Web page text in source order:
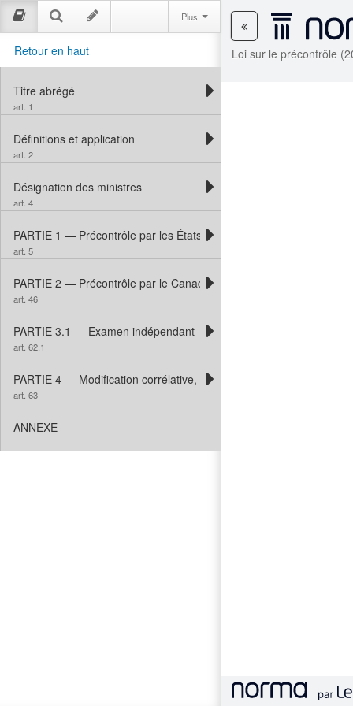
Loi sur le précontrôle
Plus
Retour en haut
Titre abrégé
art. 1
Définitions et application
art. 2
Désignation des ministres
art. 4
PARTIE 1 — Précontrôle par les États-Unis au Canada
art. 5
PARTIE 2 — Précontrôle par le Canada aux États-Unis
art. 46
PARTIE 3.1 — Examen indépendant
art. 62.1
PARTIE 4 — Modification corrélative, abrogation et entrée en
art. 63
ANNEXE